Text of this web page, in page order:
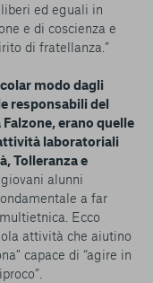
ed eguali in
e di coscienza e
di fratellanza.”
modo dagli
responsabili del
erano quelle
laboratoriali
Tolleranza e
alunni
a far
Ecco
attività che aiutino
capace di “agire in